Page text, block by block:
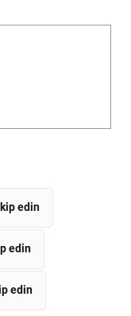
edin
edin
edin